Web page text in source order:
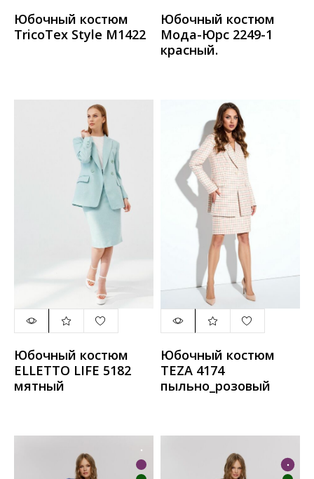
Юбочный костюм
TricoTex Style М1422
Юбочный костюм
Мода-Юрс 2249-1
красный.
Юбочный костюм
ELLETTO LIFE 5182
мятный
Юбочный костюм
TEZA 4174
пыльно_розовый